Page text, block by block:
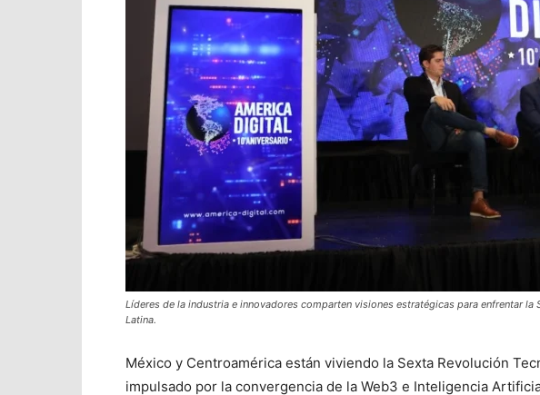
Líderes de la industria e innovadores comparten visiones estratégicas para enfrentar la
Latina.
México y Centroamérica están viviendo la Sexta Revolución
impulsado por la convergencia de la Web3 e Inteligencia